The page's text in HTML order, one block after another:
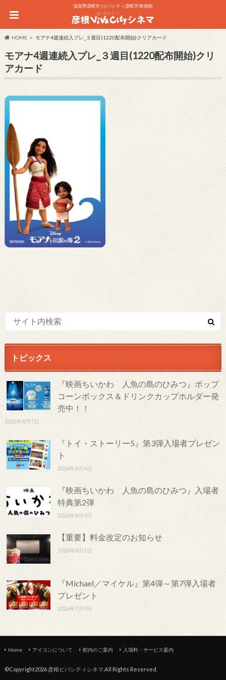
滋賀県彦根市 | ビバシティ彦根3F 映画館
HOME モアナ4週連続入プレ_３週目(1220配布開始)クリアカード
モアナ4週連続入プレ_３週目(1220配布開始)クリ
アカード
トピックス
『映画ちいかわ 人魚の島のひみつ』ポップ
コーンボックス＆ドリンクカップホルダー発
売中！！
2026年8月7日
『トイ・ストーリー5』第3弾入場者プレゼン
ト
2026年8月6日
『映画ちいかわ 人魚の島のひみつ』入場者
特典第2弾
2026年8月4日
【重要】料金改定のお知らせ
2026年8月1日
『Michael／マイケル』第4弾～第7弾入場者
プレゼント
2026年7月9日
Home アイコンについて 館内のご案内 入場料・サービス案内
©Copyright2026 彦根ビバシティシネマ .All Rights Reserved.